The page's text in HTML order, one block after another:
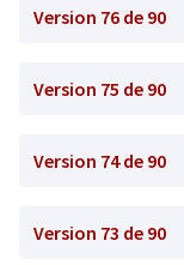
Version 76 de 90
Version 75 de 90
Version 74 de 90
Version 73 de 90